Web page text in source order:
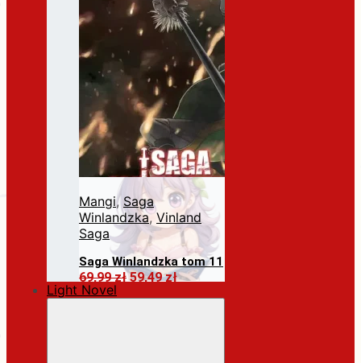
Mangi, Saga
Winlandzka,Vinland
Saga
Saga Winlandzka tom 11
69,99złPierwotna
59,49złAktualna
Dodaj do koszyka
Light Novel